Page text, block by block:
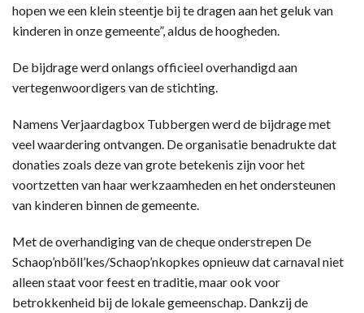
hopen we een klein steentje bij te dragen aan het geluk van
kinderen in onze gemeente”, aldus de hoogheden.
De bijdrage werd onlangs officieel overhandigd aan
vertegenwoordigers van de stichting.
Namens Verjaardagbox Tubbergen werd de bijdrage met
veel waardering ontvangen. De organisatie benadrukte dat
donaties zoals deze van grote betekenis zijn voor het
voortzetten van haar werkzaamheden en het ondersteunen
van kinderen binnen de gemeente.
Met de overhandiging van de cheque onderstrepen De
Schaop’nböll’kes/Schaop’nkopkes opnieuw dat carnaval niet
alleen staat voor feest en traditie, maar ook voor
betrokkenheid bij de lokale gemeenschap. Dankzij de